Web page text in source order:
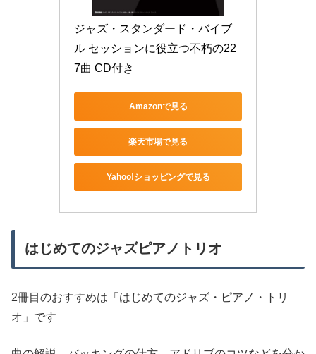
ジャズ・スタンダード・バイブ
ル セッションに役立つ不朽の22
7曲 CD付き
Amazonで見る
楽天市場で見る
Yahoo!ショッピングで見る
はじめてのジャズピアノトリオ
2冊目のおすすめは「はじめてのジャズ・ピアノ・トリ
オ」です